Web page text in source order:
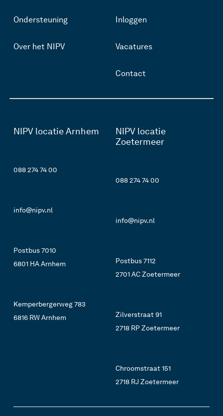
Ondersteuning
Over het NIPV
Inloggen
Vacatures
Contact
NIPV locatie Arnhem
088 274 74 00
info@nipv.nl
Postbus 7010
6801 HA Arnhem
Kemperbergerweg 783
6816 RW Arnhem
NIPV locatie
Zoetermeer
088 274 74 00
info@nipv.nl
Postbus 7112
2701 AC Zoetermeer
Zilverstraat 91
2718 RP Zoetermeer
Chroomstraat 151
2718 RJ Zoetermeer